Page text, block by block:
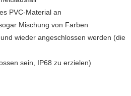
PVC-Material an
Mischung von Farben
wieder angeschlossen werden (die
sein, IP68 zu erzielen)